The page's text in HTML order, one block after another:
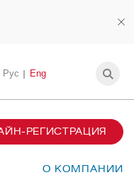
Рус Eng
РЕГИСТРАЦИЯ
О КОМПАНИИ